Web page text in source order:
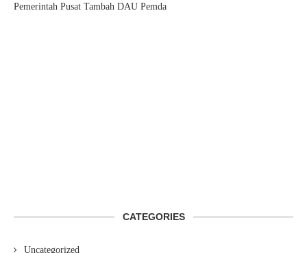
Pemerintah Pusat Tambah DAU Pemda
CATEGORIES
Uncategorized